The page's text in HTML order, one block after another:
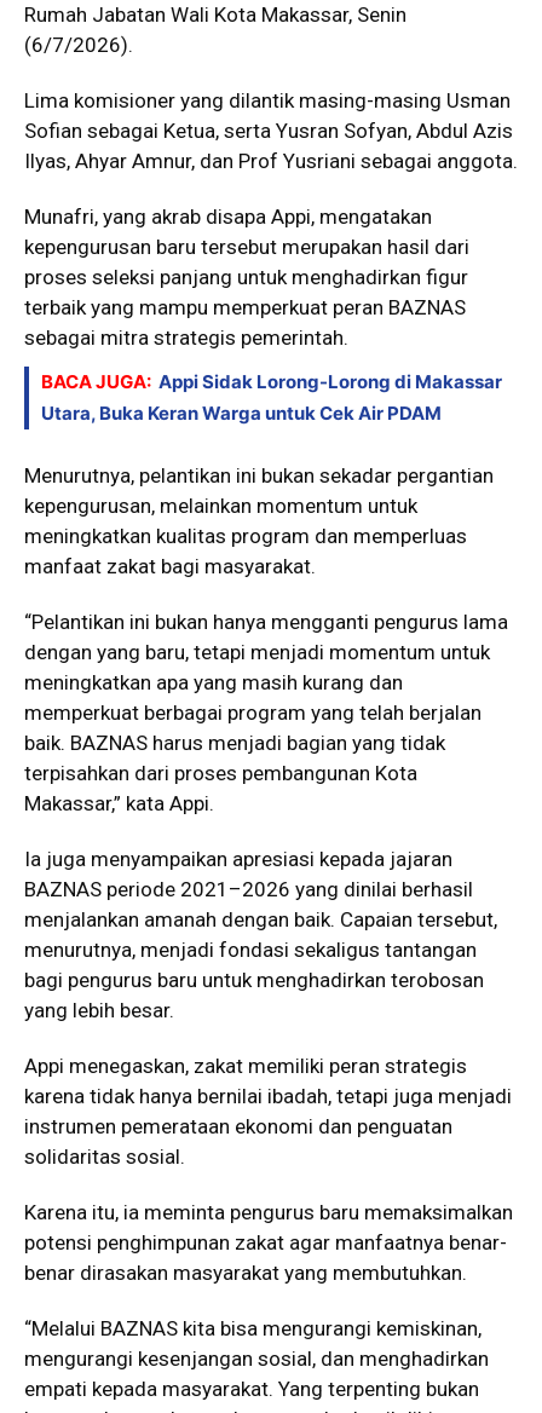
Rumah Jabatan Wali Kota Makassar, Senin
(6/7/2026).
Lima komisioner yang dilantik masing-masing Usman
Sofian sebagai Ketua, serta Yusran Sofyan, Abdul Azis
Ilyas, Ahyar Amnur, dan Prof Yusriani sebagai anggota.
Munafri, yang akrab disapa Appi, mengatakan
kepengurusan baru tersebut merupakan hasil dari
proses seleksi panjang untuk menghadirkan figur
terbaik yang mampu memperkuat peran BAZNAS
sebagai mitra strategis pemerintah.
BACA JUGA: Appi Sidak Lorong-Lorong di Makassar
Utara, Buka Keran Warga untuk Cek Air PDAM
Menurutnya, pelantikan ini bukan sekadar pergantian
kepengurusan, melainkan momentum untuk
meningkatkan kualitas program dan memperluas
manfaat zakat bagi masyarakat.
“Pelantikan ini bukan hanya mengganti pengurus lama
dengan yang baru, tetapi menjadi momentum untuk
meningkatkan apa yang masih kurang dan
memperkuat berbagai program yang telah berjalan
baik. BAZNAS harus menjadi bagian yang tidak
terpisahkan dari proses pembangunan Kota
Makassar,” kata Appi.
Ia juga menyampaikan apresiasi kepada jajaran
BAZNAS periode 2021–2026 yang dinilai berhasil
menjalankan amanah dengan baik. Capaian tersebut,
menurutnya, menjadi fondasi sekaligus tantangan
bagi pengurus baru untuk menghadirkan terobosan
yang lebih besar.
Appi menegaskan, zakat memiliki peran strategis
karena tidak hanya bernilai ibadah, tetapi juga menjadi
instrumen pemerataan ekonomi dan penguatan
solidaritas sosial.
Karena itu, ia meminta pengurus baru memaksimalkan
potensi penghimpunan zakat agar manfaatnya benar-
benar dirasakan masyarakat yang membutuhkan.
“Melalui BAZNAS kita bisa mengurangi kemiskinan,
mengurangi kesenjangan sosial, dan menghadirkan
empati kepada masyarakat. Yang terpenting bukan